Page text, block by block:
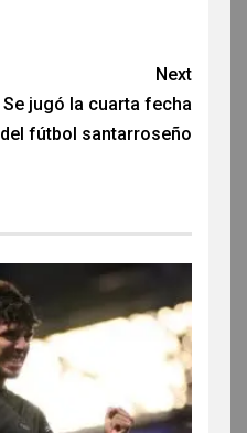
Next
Se jugó la cuarta fecha
del fútbol santarroseño